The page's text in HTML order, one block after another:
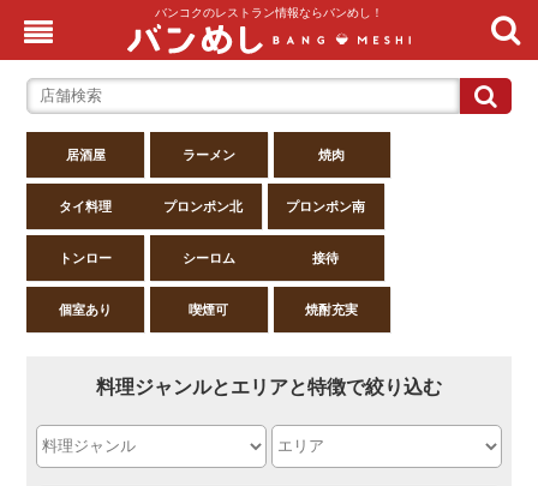
バンコクのレストラン情報ならバンめし！
居酒屋 ラーメン 焼肉
タイ料理 プロンポン北 プロンポン南
トンロー シーロム 接待
個室あり 喫煙可 焼酎充実
料理ジャンルとエリアと特徴で絞り込む